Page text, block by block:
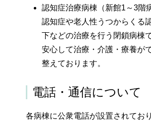
認知症治療病棟（新館1～3階
認知症や老人性うつからくる
下などの治療を行う閉鎖病棟で
安心して治療・介護・療養が
整えております。
電話・通信について
各病棟に公衆電話が設置されてお